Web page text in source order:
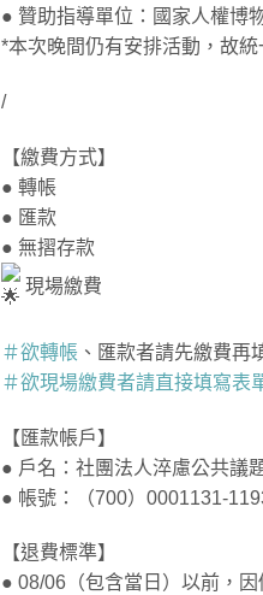
● 贊助指導單位：國家人權博
*本次晚間仍有安排活動，故
/
【繳費方式】
● 轉帳
● 匯款
● 無摺存款
現場繳費
＃欲轉帳 、匯款者請先繳費再
＃欲現場繳費者請直接填寫表
【匯款帳戶】
● 戶名：社團法人淬慮公共議
● 帳號：（700）0001131-
【退費標準】
● 08/06（包含當日）以前，